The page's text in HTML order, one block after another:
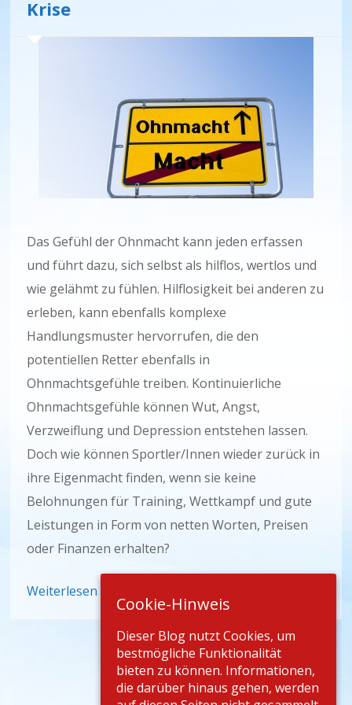
Krise
Das Gefühl der Ohnmacht kann jeden erfassen
und führt dazu, sich selbst als hilflos, wertlos und
wie gelähmt zu fühlen. Hilflosigkeit bei anderen zu
erleben, kann ebenfalls komplexe
Handlungsmuster hervorrufen, die den
potentiellen Retter ebenfalls in
Ohnmachtsgefühle treiben. Kontinuierliche
Ohnmachtsgefühle können Wut, Angst,
Verzweiflung und Depression entstehen lassen.
Doch wie können Sportler/Innen wieder zurück in
ihre Eigenmacht finden, wenn sie keine
Belohnungen für Training, Wettkampf und gute
Leistungen in Form von netten Worten, Preisen
oder Finanzen erhalten?
Weiterlesen
Cookie-Hinweis
Dieser Blog nutzt Cookies, um
bestmögliche Funktionalität
bieten zu können. Informationen,
die darüber hinaus gehen, werden